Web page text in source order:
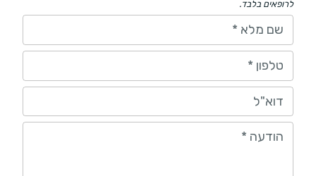
לרופאים בלבד.
שם מלא *
טלפון *
דוא"ל
הודעה *